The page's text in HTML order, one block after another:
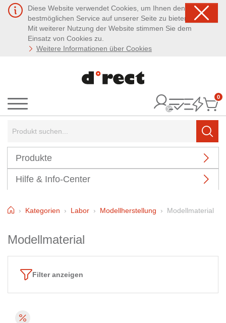
Diese Website verwendet Cookies, um Ihnen den
bestmöglichen Service auf unserer Seite zu bieten.
Mit weiterer Nutzung der Website stimmen Sie dem
Einsatz von Cookies zu.
Weitere Informationen über Cookies
Menü
0
Produkte
Hilfe & Info-Center
HomeKategorien Labor Modellherstellung Modellmaterial
Modellmaterial
Filter anzeigen